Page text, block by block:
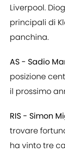
Liverpool.
principali di
panchina.
AS - Sadio
posizione
il prossimo
RIS - Simon
trovare
ha vinto tre